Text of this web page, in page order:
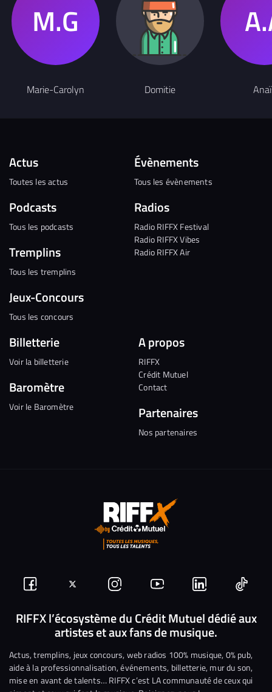
Marie-Carolyn Domitie
Actus
Toutes les actus
Podcasts
Tous les podcasts
Tremplins
Tous les tremplins
Jeux-Concours
Tous les concours
Évènements
Tous les évènements
Radios
Radio RIFFX Festival
Radio RIFFX Vibes
Radio RIFFX Air
Billetterie
Voir la billetterie
Baromètre
Voir le Baromètre
A propos
RIFFX
Crédit Mutuel
Contact
Partenaires
Nos partenaires
Suivez-
nous
Facebook
Suivez-
nous
sur
Twitter
Nous
rejoindre
sur
Instagram
Nous
rejoindre
sur
YouTube
Nous
rejoindre
sur
Linkedin
Nous
RIFFX l’écosystème du Crédit Mutuel dédié aux
artistes et aux fans de musique.
Actus, tremplins, jeux concours, web radios 100% musique, 0% pub,
aide à la professionnalisation, événements, billetterie, mur du son,
mise en avant de talents… RIFFX c’est LA communauté de ceux qui